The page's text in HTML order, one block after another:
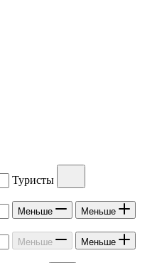
Туристы
Меньше Меньше
Меньше Меньше